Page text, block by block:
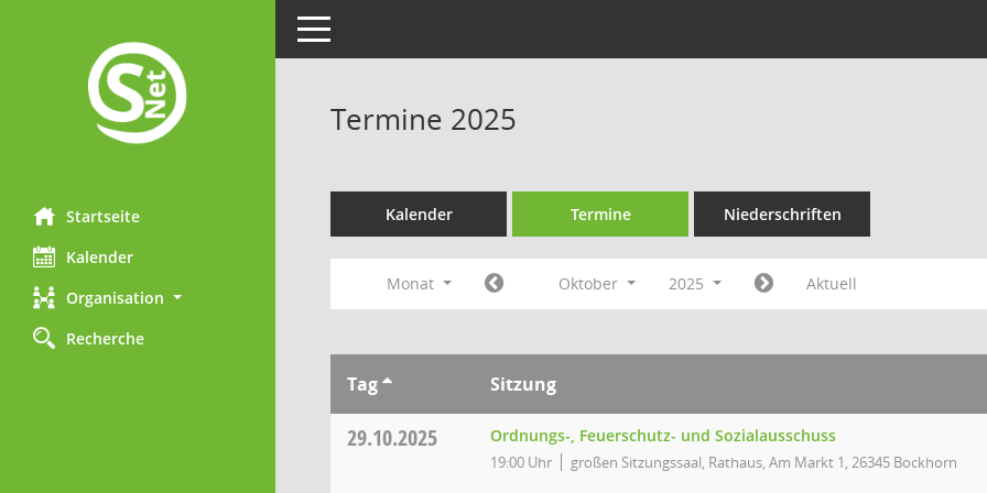
Startseite
Kalender
Organisation
Recherche
Toggle navigation
Termine 2025
Kalender Termine Niederschriften
Monat Oktober 2025 Aktuell
Tag Sitzung
29.10.2025 Ordnungs-, Feuerschutz- und Sozialausschuss
19:00 Uhr großen Sitzungssaal, Rathaus, Am Markt 1, 26345 Bockhorn